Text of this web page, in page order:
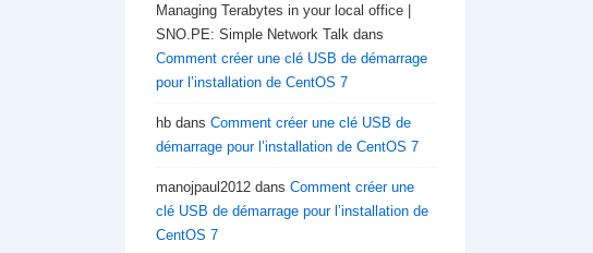
Managing Terabytes in your local office |
SNO.PE: Simple Network Talk dans
Comment créer une clé USB de démarrage
pour l’installation de CentOS 7
hb dans Comment créer une clé USB de
démarrage pour l’installation de CentOS 7
manojpaul2012 dans Comment créer une
clé USB de démarrage pour l’installation de
CentOS 7